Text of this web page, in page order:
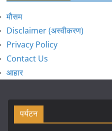
मौसम
Disclaimer (अस्वीकरण)
Privacy Policy
Contact Us
आहार
पर्यटन